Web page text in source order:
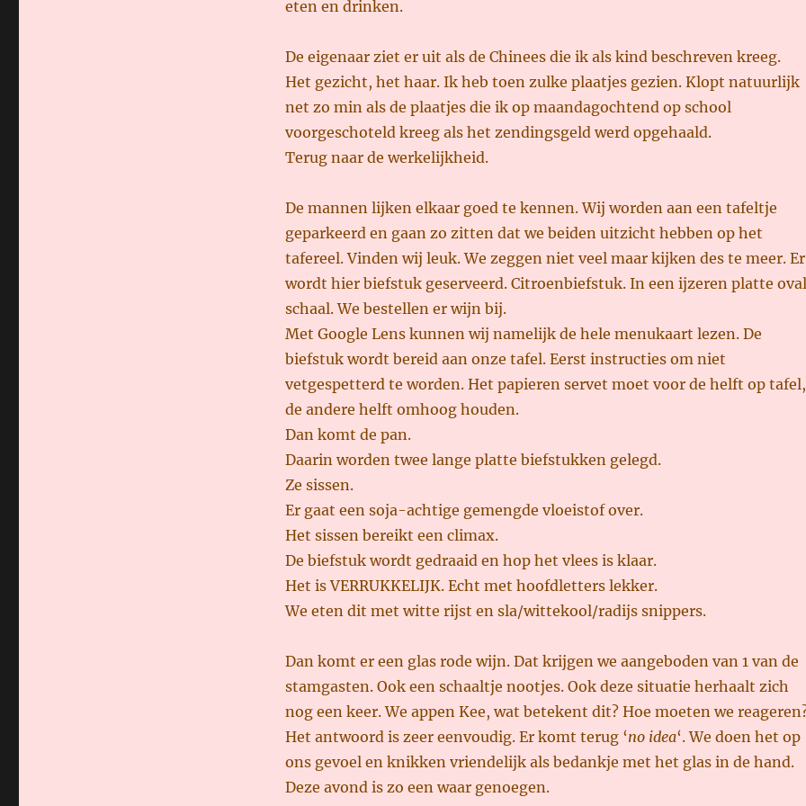
eten en drinken.
De eigenaar ziet er uit als de Chinees die ik als kind beschreven kreeg.
Het gezicht, het haar. Ik heb toen zulke plaatjes gezien. Klopt natuurlijk
net zo min als de plaatjes die ik op maandagochtend op school
voorgeschoteld kreeg als het zendingsgeld werd opgehaald.
Terug naar de werkelijkheid.
De mannen lijken elkaar goed te kennen. Wij worden aan een tafeltje
geparkeerd en gaan zo zitten dat we beiden uitzicht hebben op het
tafereel. Vinden wij leuk. We zeggen niet veel maar kijken des te meer. Er
wordt hier biefstuk geserveerd. Citroenbiefstuk. In een ijzeren platte
schaal. We bestellen er wijn bij.
Met Google Lens kunnen wij namelijk de hele menukaart lezen. De
biefstuk wordt bereid aan onze tafel. Eerst instructies om niet
vetgespetterd te worden. Het papieren servet moet voor de helft op tafel,
de andere helft omhoog houden.
Dan komt de pan.
Daarin worden twee lange platte biefstukken gelegd.
Ze sissen.
Er gaat een soja-achtige gemengde vloeistof over.
Het sissen bereikt een climax.
De biefstuk wordt gedraaid en hop het vlees is klaar.
Het is VERRUKKELIJK. Echt met hoofdletters lekker.
We eten dit met witte rijst en sla/wittekool/radijs snippers.
Dan komt er een glas rode wijn. Dat krijgen we aangeboden van 1 van de
stamgasten. Ook een schaaltje nootjes. Ook deze situatie herhaalt zich
nog een keer. We appen Kee, wat betekent dit? Hoe moeten we
Het antwoord is zeer eenvoudig. Er komt terug ‘no idea‘. We doen het op
ons gevoel en knikken vriendelijk als bedankje met het glas in de hand.
Deze avond is zo een waar genoegen.